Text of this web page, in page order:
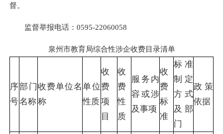
督。
监督举报电话：0595-22060058
泉州市教育局综合性涉企收费目录清单
序
号
部门
名称
收费单位名
称
单位
性质
收
费
项
目
收
费
性
质
服务内
容或涉
及事项
收
费
标
准
标准
制定
方式
及部
门
政策
依据